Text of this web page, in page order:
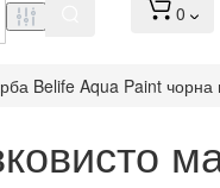
0
Belife Aqua Paint чорна